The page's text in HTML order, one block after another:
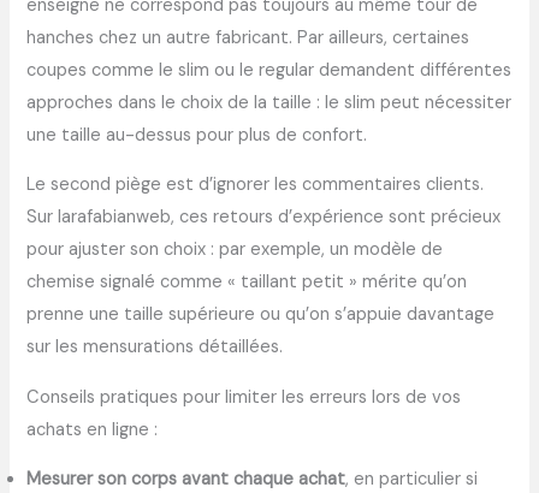
enseigne ne correspond pas toujours au même tour de
hanches chez un autre fabricant. Par ailleurs, certaines
coupes comme le slim ou le regular demandent différentes
approches dans le choix de la taille : le slim peut nécessiter
une taille au-dessus pour plus de confort.
Le second piège est d’ignorer les commentaires clients.
Sur larafabianweb, ces retours d’expérience sont précieux
pour ajuster son choix : par exemple, un modèle de
chemise signalé comme « taillant petit » mérite qu’on
prenne une taille supérieure ou qu’on s’appuie davantage
sur les mensurations détaillées.
Conseils pratiques pour limiter les erreurs lors de vos
achats en ligne :
Mesurer son corps avant chaque achat, en particulier si